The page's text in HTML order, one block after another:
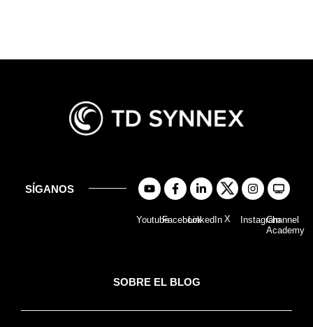
SÍGANOS
YoutubeFacebookLinkedIn X InstagramChannel
Academy
SOBRE EL BLOG